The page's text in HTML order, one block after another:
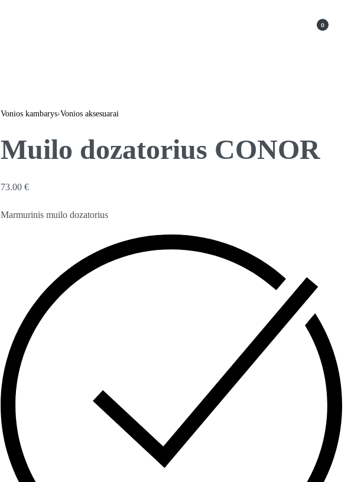
0
Vonios kambarys›Vonios aksesuarai
Muilo dozatorius CONOR
73.00 €
Marmurinis muilo dozatorius